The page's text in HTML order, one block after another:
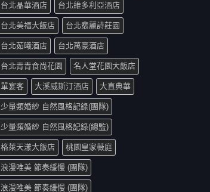
台北晶華酒店 台北維多利亞酒店
台北美福大飯店 台北翡麗詩莊園
台北茹曦酒店 台北萬豪酒店
台北青青食尚花園 名人堂花園大飯店
單宴客 大溪威斯汀酒店 大直典華
少量類婚紗 自然風格記錄(團隊)
少量類婚紗 自然風格記錄(總監)
格萊天漾大飯店 桃園皇家薇庭
浪漫唯美 節奏緩慢 (團隊)
浪漫唯美 節奏緩慢 (團隊)